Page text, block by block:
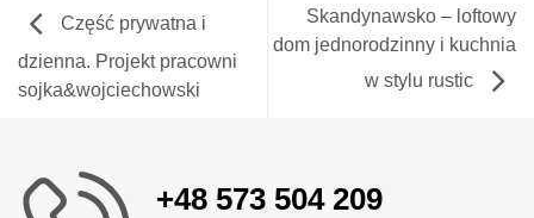
Część prywatna i
dzienna. Projekt pracowni
sojka&wojciechowski
Skandynawsko – loftowy
dom jednorodzinny i kuchnia
w stylu rustic
+48 573 504 209